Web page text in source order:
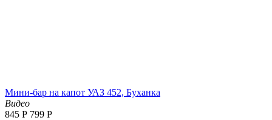
Мини-бар на капот УАЗ 452, Буханка
Видео
‍845‍ Р ‍799‍ Р